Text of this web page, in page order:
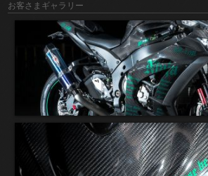
お客さまギャラリー